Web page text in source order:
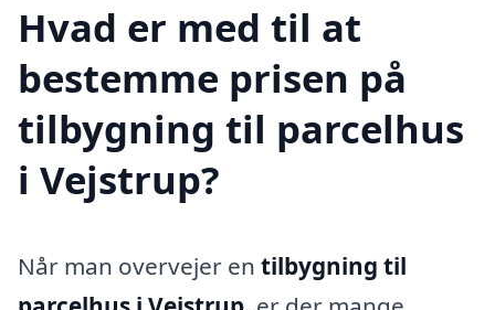
Hvad er med til at
bestemme prisen på
tilbygning til parcelhus
i Vejstrup?
Når man overvejer en tilbygning til